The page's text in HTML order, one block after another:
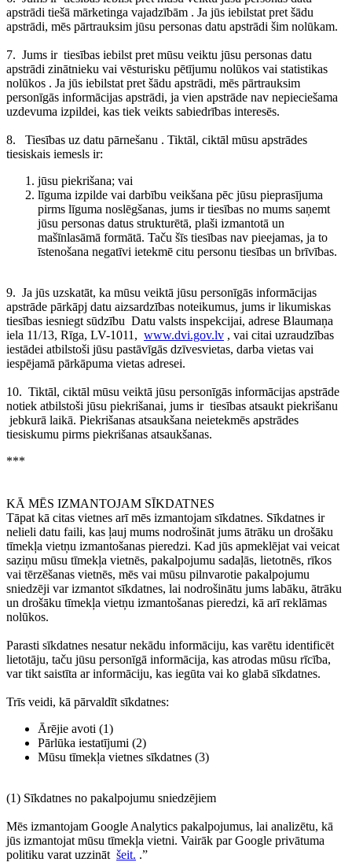
apstrādi tiešā mārketinga vajadzībām . Ja jūs iebilstat pret šādu
apstrādi, mēs pārtrauksim jūsu personas datu apstrādi šim nolūkam.
7. Jums ir tiesības iebilst pret mūsu veiktu jūsu personas datu
apstrādi zinātnieku vai vēsturisku pētījumu nolūkos vai statistikas
nolūkos . Ja jūs iebilstat pret šādu apstrādi, mēs pārtrauksim
personīgās informācijas apstrādi, ja vien apstrāde nav nepieciešama
uzdevuma izpildei, kas tiek veikts sabiedrības interesēs.
8. Tiesības uz datu pārnešanu . Tiktāl, ciktāl mūsu apstrādes
tiesiskais iemesls ir:
jūsu piekrišana; vai
līguma izpilde vai darbību veikšana pēc jūsu pieprasījuma
pirms līguma noslēgšanas, jums ir tiesības no mums saņemt
jūsu personas datus strukturētā, plaši izmantotā un
mašīnlasāmā formātā. Taču šīs tiesības nav pieejamas, ja to
īstenošana negatīvi ietekmē citu personu tiesības un brīvības.
9. Ja jūs uzskatāt, ka mūsu veiktā jūsu personīgās informācijas
apstrāde pārkāpj datu aizsardzības noteikumus, jums ir likumiskas
tiesības iesniegt sūdzību Datu valsts inspekcijai, adrese Blaumaņa
iela 11/13, Rīga, LV-1011, www.dvi.gov.lv , vai citai uzraudzības
iestādei atbilstoši jūsu pastāvīgās dzīvesvietas, darba vietas vai
iespējamā pārkāpuma vietas adresei.
10. Tiktāl, ciktāl mūsu veiktā jūsu personīgās informācijas apstrāde
notiek atbilstoši jūsu piekrišanai, jums ir tiesības atsaukt piekrišanu
jebkurā laikā. Piekrišanas atsaukšana neietekmēs apstrādes
tiesiskumu pirms piekrišanas atsaukšanas.
***
KĀ MĒS IZMANTOJAM SĪKDATNES
Tāpat kā citas vietnes arī mēs izmantojam sīkdatnes. Sīkdatnes ir
nelieli datu faili, kas ļauj mums nodrošināt jums ātrāku un drošāku
tīmekļa vietņu izmantošanas pieredzi. Kad jūs apmeklējat vai veicat
saziņu mūsu tīmekļa vietnēs, pakalpojumu sadaļās, lietotnēs, rīkos
vai tērzēšanas vietnēs, mēs vai mūsu pilnvarotie pakalpojumu
sniedzēji var izmantot sīkdatnes, lai nodrošinātu jums labāku, ātrāku
un drošāku tīmekļa vietņu izmantošanas pieredzi, kā arī reklāmas
nolūkos.
Parasti sīkdatnes nesatur nekādu informāciju, kas varētu identificēt
lietotāju, taču jūsu personīgā informācija, kas atrodas mūsu rīcība,
var tikt saistīta ar informāciju, kas iegūta vai ko glabā sīkdatnes.
Trīs veidi, kā pārvaldīt sīkdatnes:
Ārējie avoti (1)
Pārlūka iestatījumi (2)
Mūsu tīmekļa vietnes sīkdatnes (3)
(1) Sīkdatnes no pakalpojumu sniedzējiem
Mēs izmantojam Google Analytics pakalpojumus, lai analizētu, kā
jūs izmantojat mūsu tīmekļa vietni. Vairāk par Google privātuma
politiku varat uzzināt šeit. .”